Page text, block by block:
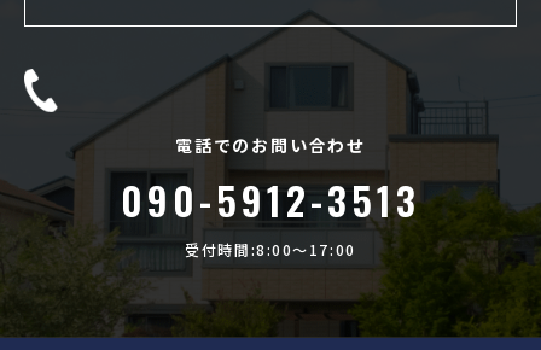
電話でのお問い合わせ
090-5912-3513
受付時間:8:00〜17:00